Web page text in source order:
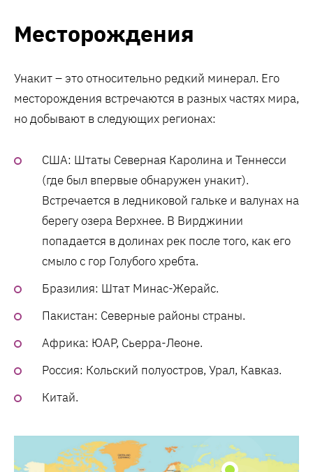
Месторождения
Унакит – это относительно редкий минерал. Его
месторождения встречаются в разных частях мира,
но добывают в следующих регионах:
США: Штаты Северная Каролина и Теннесси
(где был впервые обнаружен унакит).
Встречается в ледниковой гальке и валунах на
берегу озера Верхнее. В Вирджинии
попадается в долинах рек после того, как его
смыло с гор Голубого хребта.
Бразилия: Штат Минас-Жерайс.
Пакистан: Северные районы страны.
Африка: ЮАР, Сьерра-Леоне.
Россия: Кольский полуостров, Урал, Кавказ.
Китай.